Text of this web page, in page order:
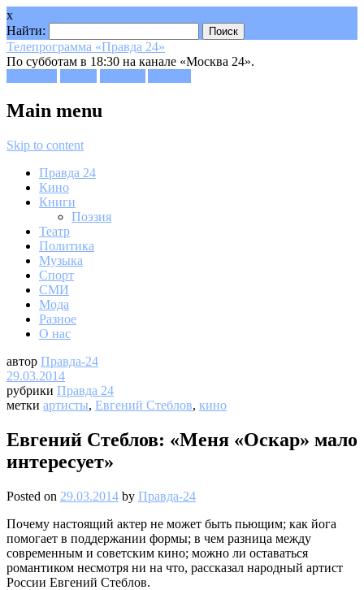
x
Найти:
Телепрограмма «Правда 24»
По субботам в 18:30 на канале «Москва 24».
Main menu
Skip to content
Правда 24
Кино
Книги
Поэзия
Театр
Политика
Музыка
Спорт
СМИ
Мода
Разное
О нас
автор Правда-24
29.03.2014
рубрики Правда 24
метки артисты, Евгений Стеблов, кино
Евгений Стеблов: «Меня «Оскар» мало
интересует»
Posted on 29.03.2014 by Правда-24
Почему настоящий актер не может быть пьющим; как йога
помогает в поддержании формы; в чем разница между
современным и советским кино; можно ли оставаться
романтиком несмотря ни на что, рассказал народный артист
России Евгений Стеблов.